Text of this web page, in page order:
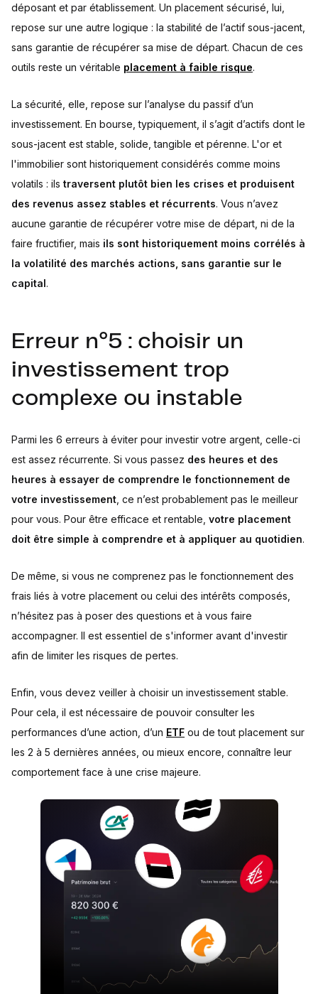
déposant et par établissement. Un placement sécurisé, lui,
repose sur une autre logique : la stabilité de l’actif sous-jacent,
sans garantie de récupérer sa mise de départ. Chacun de ces
outils reste un véritable placement à faible risque.
La sécurité, elle, repose sur l’analyse du passif d’un
investissement. En bourse, typiquement, il s’agit d’actifs dont le
sous-jacent est stable, solide, tangible et pérenne. L'or et
l'immobilier sont historiquement considérés comme moins
volatils : ils traversent plutôt bien les crises et produisent
des revenus assez stables et récurrents. Vous n’avez
aucune garantie de récupérer votre mise de départ, ni de la
faire fructifier, mais ils sont historiquement moins corrélés à
la volatilité des marchés actions, sans garantie sur le
capital.
Erreur n°5 : choisir un
investissement trop
complexe ou instable
Parmi les 6 erreurs à éviter pour investir votre argent, celle-ci
est assez récurrente. Si vous passez des heures et des
heures à essayer de comprendre le fonctionnement de
votre investissement , ce n’est probablement pas le meilleur
pour vous. Pour être efficace et rentable, votre placement
doit être simple à comprendre et à appliquer au quotidien.
De même, si vous ne comprenez pas le fonctionnement des
frais liés à votre placement ou celui des intérêts composés,
n’hésitez pas à poser des questions et à vous faire
accompagner. Il est essentiel de s'informer avant d'investir
afin de limiter les risques de pertes.
Enfin, vous devez veiller à choisir un investissement stable.
Pour cela, il est nécessaire de pouvoir consulter les
performances d’une action, d’un ETF ou de tout placement sur
les 2 à 5 dernières années, ou mieux encore, connaître leur
comportement face à une crise majeure.